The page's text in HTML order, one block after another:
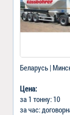
Беларусь |
Цена:
за 1 тонну: 10
за час: